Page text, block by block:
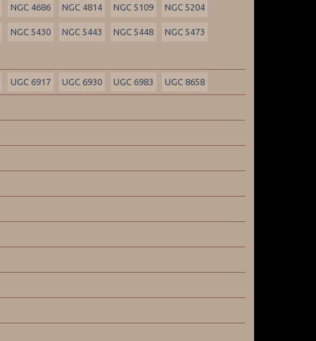
NGC 4686 NGC 4814 NGC 5109 NGC 5204
NGC 5430 NGC 5443 NGC 5448 NGC 5473
UGC 6917 UGC 6930 UGC 6983 UGC 8658